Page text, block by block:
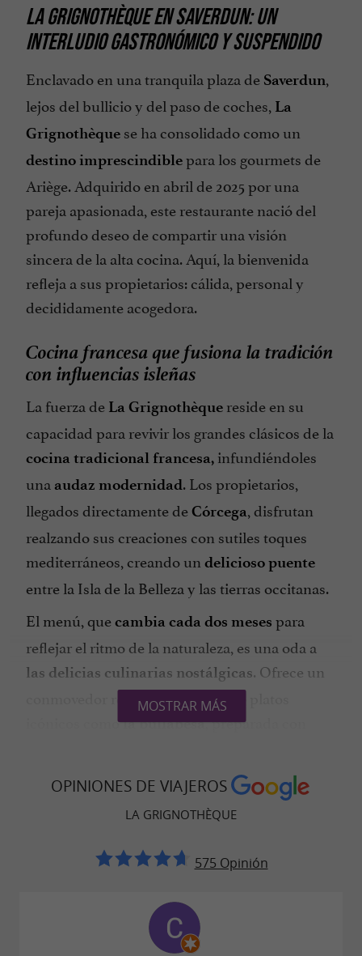
LA GRIGNOTHÈQUE EN SAVERDUN: UN
INTERLUDIO GASTRONÓMICO Y SUSPENDIDO
Enclavado en una tranquila plaza de Saverdun,
lejos del bullicio y del paso de coches, La
Grignothèque se ha consolidado como un
destino imprescindiblepara los gourmets de
Ariège. Adquirido en abril de 2025 por una
pareja apasionada, este restaurante nació del
profundo deseo de compartir una visión
sincera de la alta cocina. Aquí, la bienvenida
refleja a sus propietarios: cálida, personal y
decididamente acogedora.
Cocina francesa que fusiona la tradición
con influencias isleñas
La fuerza de La Grignothèque reside en su
capacidad para revivir los grandes clásicos de la
cocina tradicional francesa, infundiéndoles
una audaz modernidad. Los propietarios,
llegados directamente deCórcega, disfrutan
realzando sus creaciones con sutiles toques
mediterráneos, creando un delicioso puente
entre la Isla de la Belleza y las tierras occitanas.
El menú, quecambia cada dos meses para
reflejar el ritmo de la naturaleza, es una oda a
las delicias culinarias nostálgicas. Ofrece un
conmovedor redescubrimiento de platos
icónicos comola bullabesa, preparada con
, con un toque moderno. Cada plato
narra la historia de los productos localesy
.
Un compromiso con los productos
Para este dúo, que también gestiona el
restaurante con maestría, la calidad de los
MOSTRAR MÁS
OPINIONES DE VIAJEROS
LA GRIGNOTHÈQUE
575 Opinión